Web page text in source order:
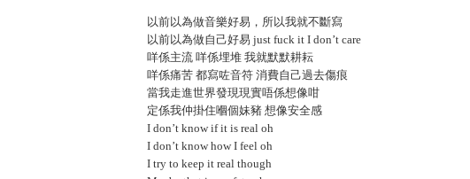
以前以為做音樂好易，所以我就不斷寫
以前以為做自己好易 just fuck it I don’t care
咩係主流 咩係埋堆 我就默默耕耘
咩係痛苦 都寫咗音符 消費自己過去傷痕
當我走進世界發現現實唔係想像咁
定係我仲掛住嗰個妹豬 想像安全感
I don’t know if it is real oh
I don’t know how I feel oh
I try to keep it real though